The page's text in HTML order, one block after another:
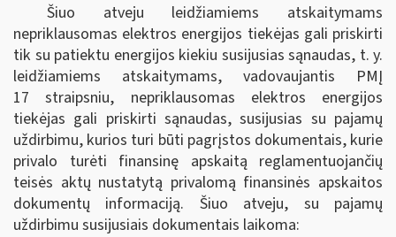
Šiuo atveju leidžiamiems atskaitymams
nepriklausomas elektros energijos tiekėjas gali priskirti
tik su patiektu energijos kiekiu susijusias sąnaudas, t. y.
leidžiamiems atskaitymams, vadovaujantis PMĮ
17 straipsniu, nepriklausomas elektros energijos
tiekėjas gali priskirti sąnaudas, susijusias su pajamų
uždirbimu, kurios turi būti pagrįstos dokumentais, kurie
privalo turėti finansinę apskaitą reglamentuojančių
teisės aktų nustatytą privalomą finansinės apskaitos
dokumentų informaciją. Šiuo atveju, su pajamų
uždirbimu susijusiais dokumentais laikoma: